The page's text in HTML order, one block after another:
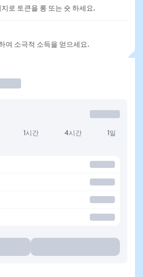
로 토큰을 롱 또는 숏 하세요.
여 소극적 소득을 얻으세요.
1시간 4시간 1일